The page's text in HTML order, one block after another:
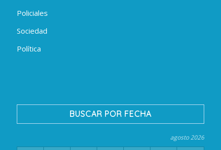
Policiales
Sociedad
Política
BUSCAR POR FECHA
agosto 2026